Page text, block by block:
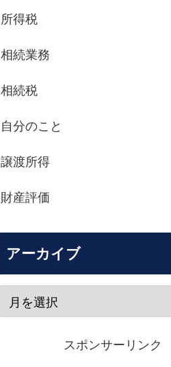
所得税
相続業務
相続税
自分のこと
譲渡所得
財産評価
アーカイブ
スポンサーリンク